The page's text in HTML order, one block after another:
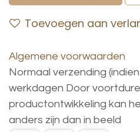
Toevoegen aan
Algemene voorwaarden
Normaal verzending
werkdagen Door
productontwikkeling kan
anders zijn dan in beeld